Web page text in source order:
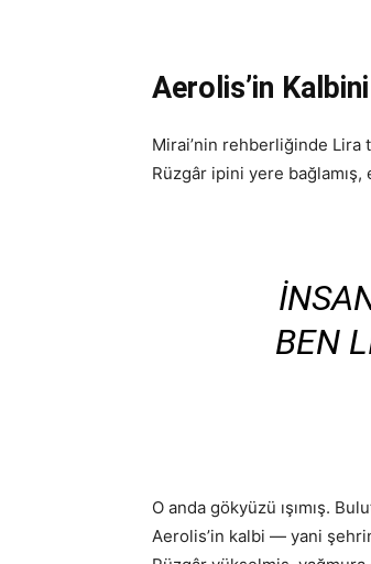
Aerolis’in
Mirai’nin rehberliğinde Lira
Rüzgâr ipini yere
BEN
O anda gökyüzü ışımış.
Aerolis’in kalbi — yani